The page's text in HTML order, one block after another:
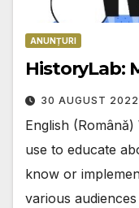
ANUNȚURI
HistoryLab:
30 AUGUST 2022
English
use to educate
know or
various